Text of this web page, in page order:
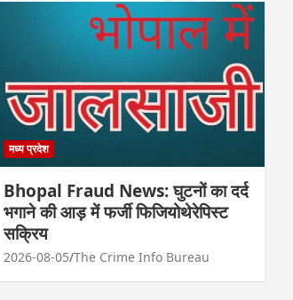
मध्य प्रदेश
Bhopal Fraud News: घुटनों का दर्द
भगाने की आड़ में फर्जी फिजियोथेरेपिस्ट
सक्रिय
2026-08-05 The Crime Info Bureau